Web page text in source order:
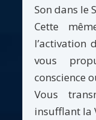
Son dans le
Cette
l’activation
vous
conscience
Vous
insufflant la